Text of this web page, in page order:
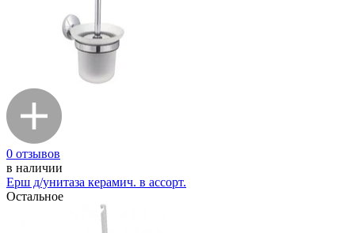
0 отзывов
в наличии
Ерш д/унитаза керамич. в ассорт.
Остальное